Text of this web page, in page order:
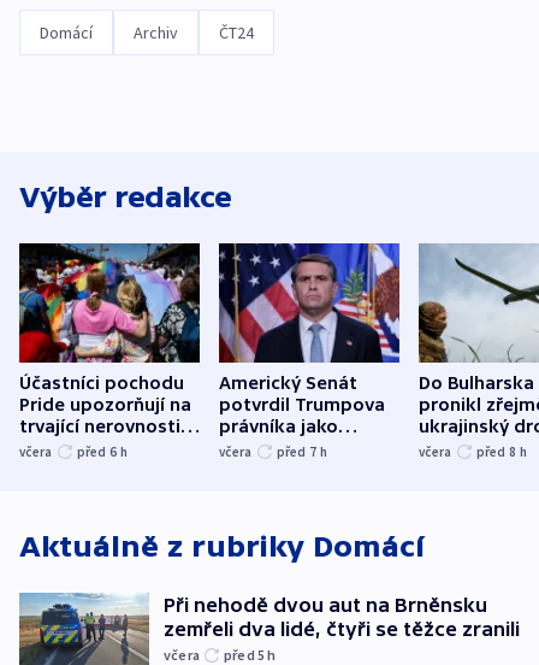
Domácí Archiv ČT24
Výběr redakce
Účastníci pochodu
Pride upozorňují na
trvající nerovnosti i
společenskou
včera před 6 h
Americký Senát
potvrdil Trumpova
právníka jako
ministra
včera před 7 h
Do Bulharska
pronikl
ukrajinský
explodoval
včera před 8 h
Aktuálně z rubriky Domácí
Při nehodě dvou aut na Brněnsku
zemřeli dva lidé, čtyři se těžce zranili
včera před 5h